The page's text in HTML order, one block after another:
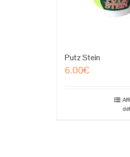
Putz Stein
6.00€